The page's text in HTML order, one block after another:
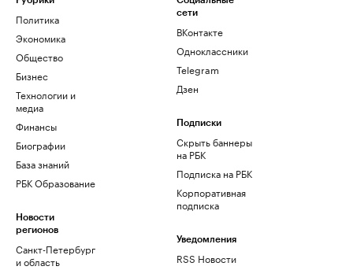
Политика
Экономика
Общество
Бизнес
Технологии и
медиа
Финансы
Биографии
База знаний
РБК Образование
Новости
регионов
Санкт-Петербург
и область
сети
ВКонтакте
Одноклассники
Telegram
Дзен
Подписки
Скрыть баннеры
на РБК
Подписка на РБК
Корпоративная
подписка
Уведомления
RSS Новости